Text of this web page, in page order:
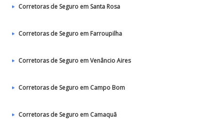
Corretoras de Seguro em Santa Rosa
Corretoras de Seguro em Farroupilha
Corretoras de Seguro em Venâncio Aires
Corretoras de Seguro em Campo Bom
Corretoras de Seguro em Camaquã